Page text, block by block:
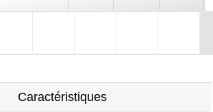
Caractéristiques